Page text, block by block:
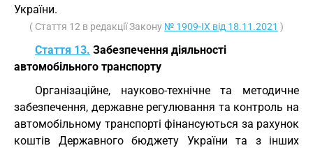
України.
( Стаття 12 в редакції Закону № 1909-IX від 18.11.2021 )
Стаття 13. Забезпечення діяльності
автомобільного транспорту
Організаційне, науково-технічне та методичне
забезпечення, державне регулювання та контроль на
автомобільному транспорті фінансуються за рахунок
коштів Державного бюджету України та з інших